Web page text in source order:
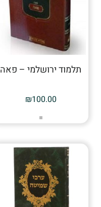
תלמוד ירושלמי – פאה
₪100.00